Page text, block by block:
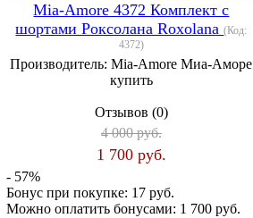
Mia-Amore 4372 Комплект с
шортами Роксолана Roxolana(Код:
4372)
Производитель:Mia-Amore Миа-Аморе
купить
Отзывов (0)
4 000 руб.
1 700 руб.
- 57%
Бонус при покупке: 17 руб.
Можно оплатить бонусами: 1 700 руб.